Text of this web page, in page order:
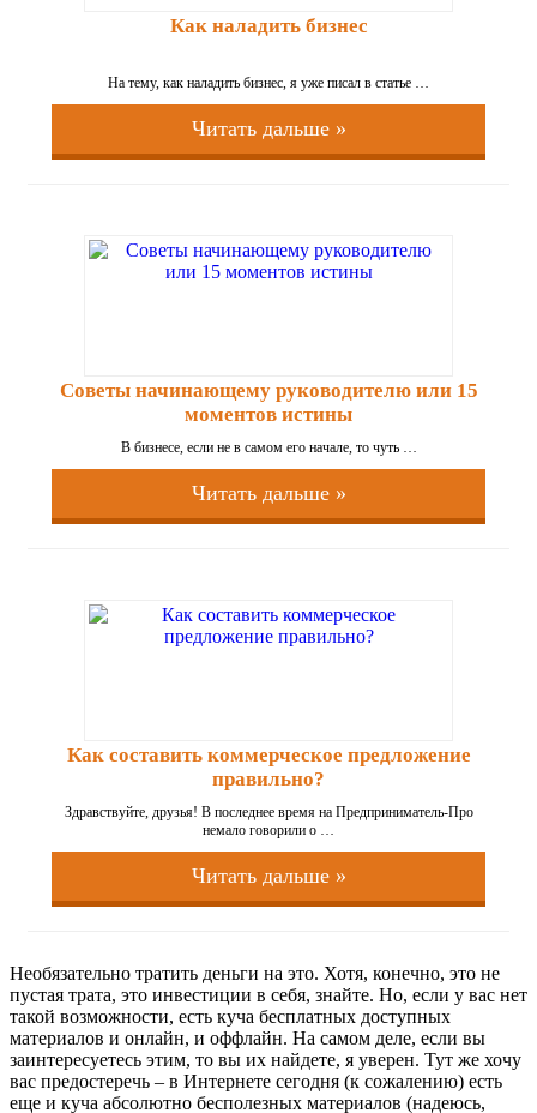
Как наладить бизнес
На тему, как наладить бизнес, я уже писал в статье …
Читать дальше »
Советы начинающему руководителю или 15
моментов истины
В бизнесе, если не в самом его начале, то чуть …
Читать дальше »
Как составить коммерческое предложение
правильно?
Здравствуйте, друзья! В последнее время на Предприниматель-Про
немало говорили о …
Читать дальше »
Необязательно тратить деньги на это. Хотя, конечно, это не
пустая трата, это инвестиции в себя, знайте. Но, если у вас нет
такой возможности, есть куча бесплатных доступных
материалов и онлайн, и оффлайн. На самом деле, если вы
заинтересуетесь этим, то вы их найдете, я уверен. Тут же хочу
вас предостеречь – в Интернете сегодня (к сожалению) есть
еще и куча абсолютно бесполезных материалов (надеюсь,